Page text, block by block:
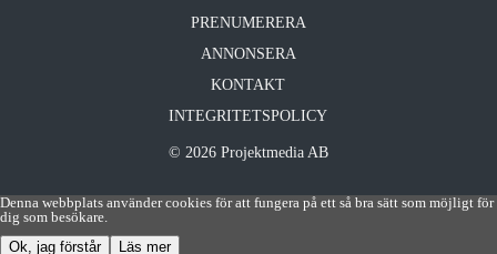
PRENUMERERA
ANNONSERA
KONTAKT
INTEGRITETSPOLICY
© 2026 Projektmedia AB
Denna webbplats använder cookies för att fungera på ett så bra sätt som möjligt för
dig som besökare.
Ok, jag förstår
Läs mer